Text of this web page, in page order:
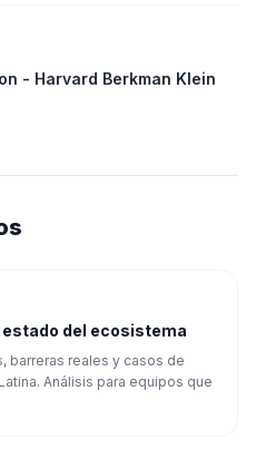
- Harvard Berkman Klein
del ecosistema
barreras reales y casos de
Análisis para equipos que